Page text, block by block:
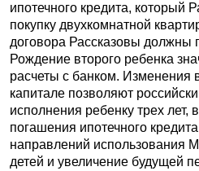
ипотечного кредита, который
покупку двухкомнатной
договора Рассказовы должны
Рождение второго ребенка
расчеты с банком. Изменения
капитале позволяют
исполнения ребенку трех лет,
погашения ипотечного
направлений использования
детей и увеличение будущей